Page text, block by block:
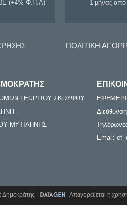
(+4% Φ.Π.Α)
1 μήνας
ΠΟΛΙΤΙΚΗ
ΓΕΩΡΓΙΟΥ ΣΚΟΥΦΟΥ
ΜΥΤΙΛΗΝΗΣ
Email:
| Απαγορεύεται η